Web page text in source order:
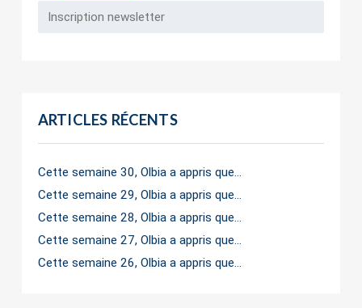
ARTICLES RÉCENTS
Cette semaine 30, Olbia a appris que…
Cette semaine 29, Olbia a appris que…
Cette semaine 28, Olbia a appris que…
Cette semaine 27, Olbia a appris que…
Cette semaine 26, Olbia a appris que…